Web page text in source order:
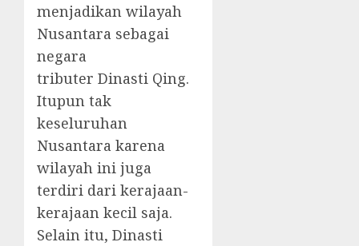
menjadikan wilayah
Nusantara sebagai
negara
tributer Dinasti Qing.
Itupun tak
keseluruhan
Nusantara karena
wilayah ini juga
terdiri dari kerajaan-
kerajaan kecil saja.
Selain itu, Dinasti